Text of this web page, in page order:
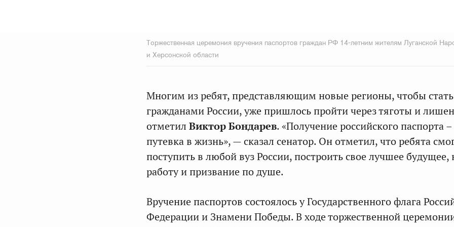
Торжественная церемония вручения паспортов граждан РФ 14-летним жителям Луганской
и Херсонской области
Многим из ребят, представляющим новые регионы, чтобы стать
гражданами России, уже пришлось пройти через тяготы и
отметил Виктор Бондарев. «Получение российского паспорта –
путевка в жизнь», — сказал сенатор. Он отметил, что ребята
поступить в любой вуз России, построить свое лучшее будущее,
работу и призвание по душе.
Вручение паспортов состоялось у Государственного флага
Федерации и Знамени Победы. В ходе торжественной